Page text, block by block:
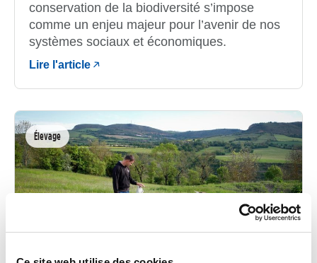
conservation de la biodiversité s’impose
comme un enjeu majeur pour l’avenir de nos
systèmes sociaux et économiques.
Lire l'article
Élevage